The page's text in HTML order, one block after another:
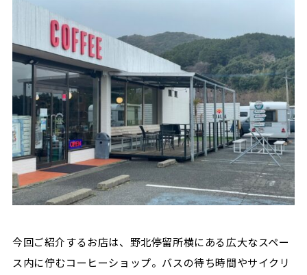
今回ご紹介するお店は、野北停留所横にある広大なスペー
ス内に佇むコーヒーショップ。バスの待ち時間やサイクリ